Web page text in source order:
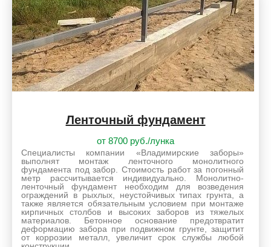
Ленточный фундамент
от 8700 руб./лунка
Специалисты компании «Владимирские заборы»
выполнят монтаж ленточного монолитного
фундамента под забор. Стоимость работ за погонный
метр рассчитывается индивидуально. Монолитно-
ленточный фундамент необходим для возведения
ограждений в рыхлых, неустойчивых типах грунта, а
также является обязательным условием при монтаже
кирпичных столбов и высоких заборов из тяжелых
материалов. Бетонное основание предотвратит
деформацию забора при подвижном грунте, защитит
от коррозии металл, увеличит срок службы любой